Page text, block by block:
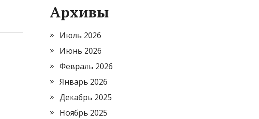
Архивы
Июль 2026
Июнь 2026
Февраль 2026
Январь 2026
Декабрь 2025
Ноябрь 2025